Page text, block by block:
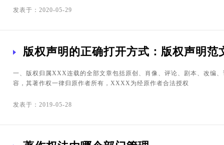
发表于：2020-05-29
版权声明的正确打开方式：版权声明范
一、版权归属XXX连载的全部文章包括原创、肖像、评论、剧本、改编
容，其著作权一律归原作者所有，XXXX为经原作者合法授权
发表于：2019-05-28